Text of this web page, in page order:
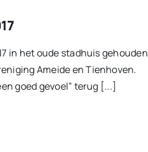
in het oude stadhuis gehouden
Ameide en Tienhoven.
goed gevoel” terug [...]